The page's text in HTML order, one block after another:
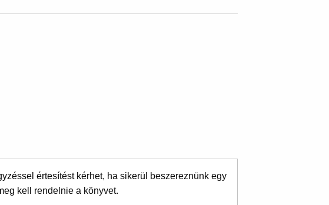
értesítést kérhet, ha sikerül beszereznünk egy
kell rendelnie a könyvet.